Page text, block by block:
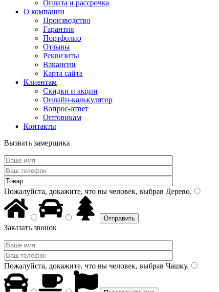
Оплата и рассрочка
О компании
Производство
Гарантия
Портфолио
Отзывы
Реквизиты
Вакансии
Карта сайта
Клиентам
Скидки и акции
Онлайн-калькулятор
Вопрос-ответ
Оптовикам
Контакты
Вызвать замерщика
Пожалуйста, докажите, что вы человек, выбрав Дерево.
Заказать звонок
Пожалуйста, докажите, что вы человек, выбрав Чашку.